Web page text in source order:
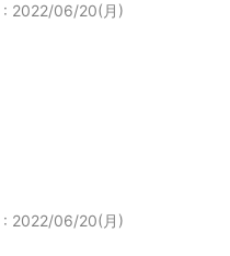
: 2022/06/20(月)
: 2022/06/20(月)